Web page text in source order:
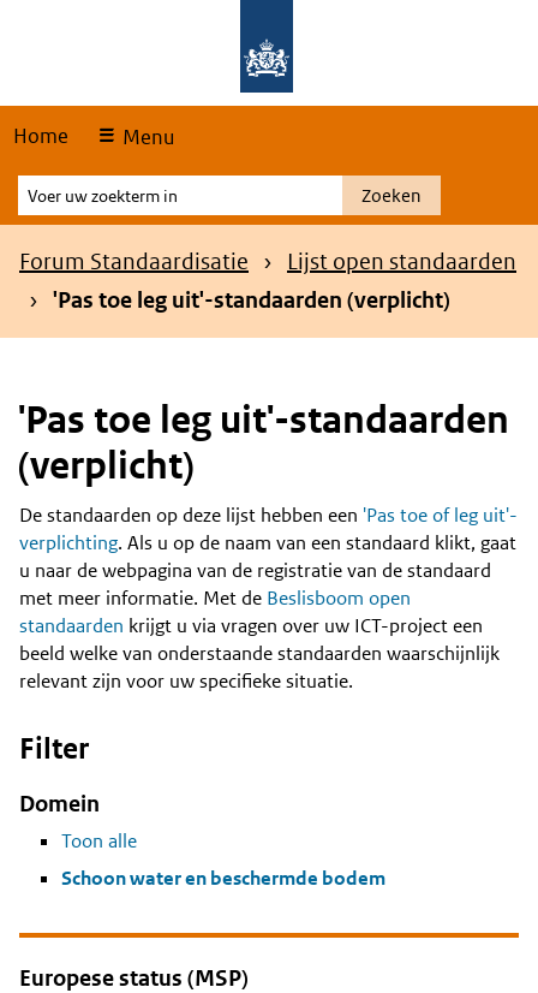
Home Menu
Voer
uw
zoekterm
Zoeken
Kruimelpad
Forum Standaardisatie
Lijst open standaarden
'Pas toe leg uit'-standaarden (verplicht)
'Pas toe leg uit'-standaarden
(verplicht)
Content
De standaarden op deze lijst hebben een 'Pas toe of leg uit'-
verplichting. Als u op de naam van een standaard klikt, gaat
u naar de webpagina van de registratie van de standaard
met meer informatie. Met de Beslisboom open
standaarden krijgt u via vragen over uw ICT-project een
beeld welke van onderstaande standaarden waarschijnlijk
relevant zijn voor uw specifieke situatie.
Filter
Domein
Toon alle
Schoon water en beschermde bodem
Europese status (MSP)